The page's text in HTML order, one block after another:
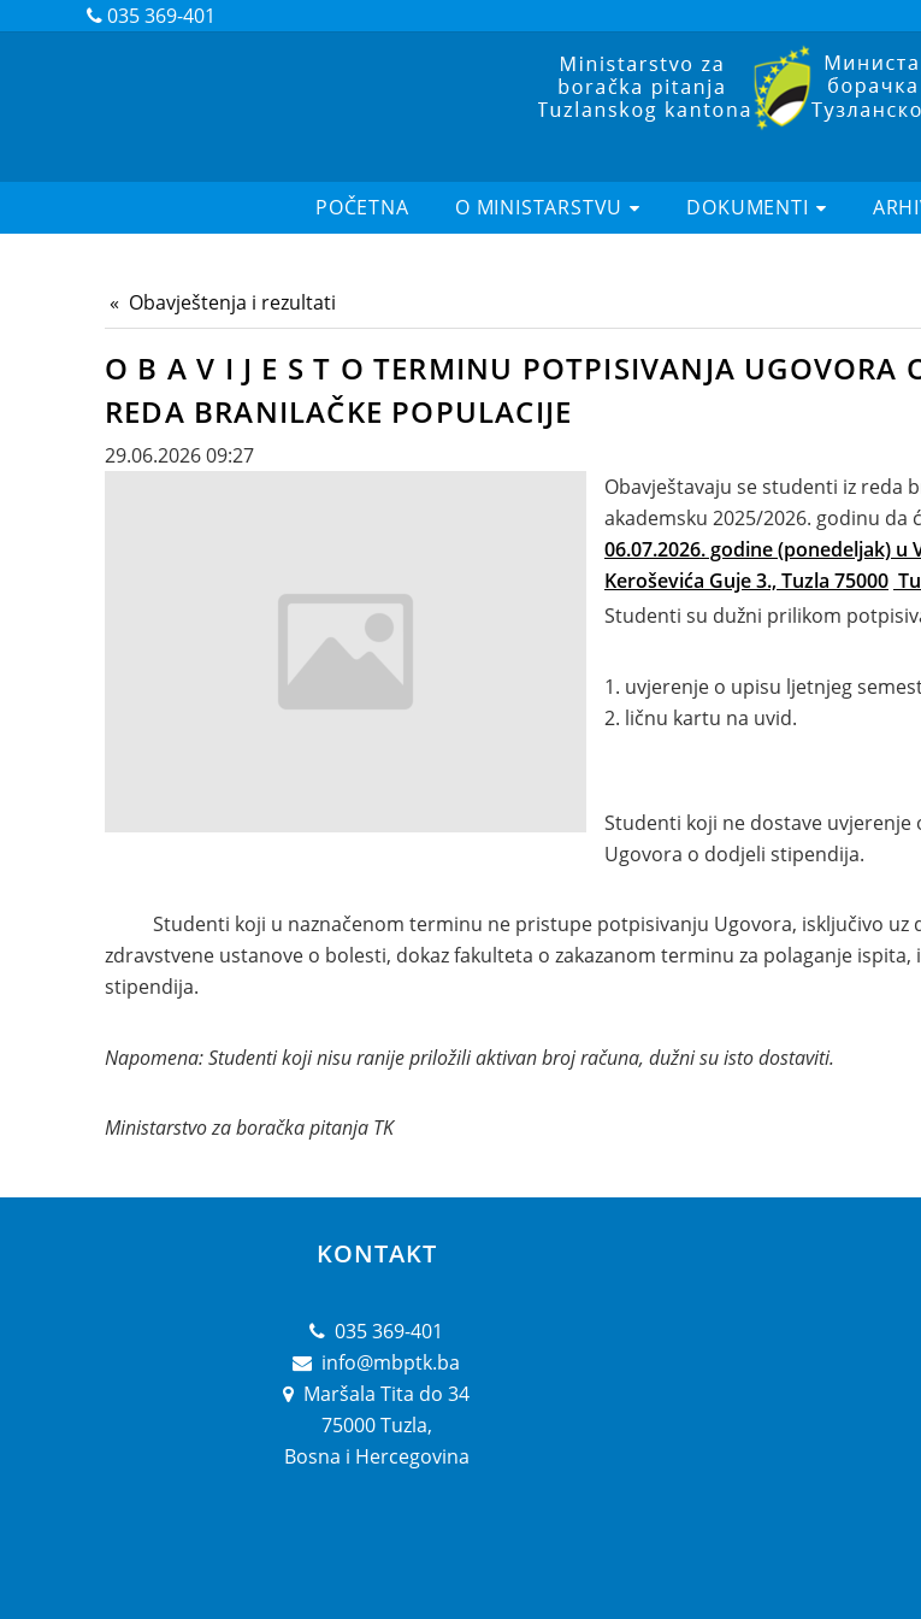
035 369-401
POČETNA O MINISTARSTVU DOKUMENTI
Obavještenja i rezultati
O B A V I J E S T O TERMINU POTPISIVANJA UGOVORA
REDA BRANILAČKE POPULACIJE
29.06.2026 09:27
Obavještavaju se studenti iz reda
akademsku 2025/2026. godinu
06.07.2026. godine (ponedeljak)
Keroševića Guje 3., Tuzla 75000
Studenti su dužni prilikom
uvjerenje o upisu ljetnjeg
ličnu kartu na uvid.
Studenti koji ne dostave
Ugovora o dodjeli stipendija.
Studenti koji u naznačenom terminu ne pristupe potpisivanju Ugovora, isključivo
zdravstvene ustanove o bolesti, dokaz fakulteta o zakazanom terminu za polaganje
stipendija.
Napomena: Studenti koji nisu ranije priložili aktivan broj računa, dužni su isto dostaviti.
Ministarstvo za boračka pitanja TK
KONTAKT
035 369-401
info@mbptk.ba
Maršala Tita do 34
75000 Tuzla,
Bosna i Hercegovina